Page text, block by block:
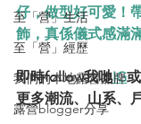
至「營」生活
至「營」經歷
我們的本地露營品牌
露營blogger分享
仔，做型好可愛！
飾，真係儀式感滿滿
即時follow我哋IG
更多潮流、山系、